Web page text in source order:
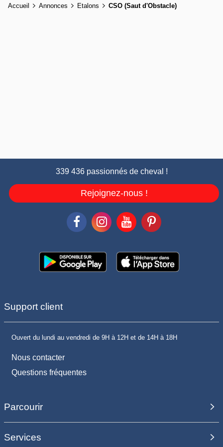
Accueil Annonces Etalons CSO (Saut d'Obstacle)
339 436 passionnés de cheval !
Rejoignez-nous !
Support client
Ouvert du lundi au vendredi de 9H à 12H et de 14H à 18H
Nous contacter
Questions fréquentes
Parcourir
Services